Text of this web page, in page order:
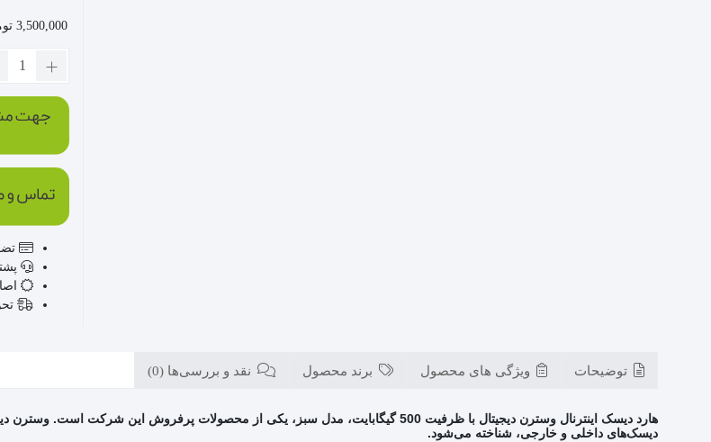
3,500,000
توضیحات ویژگی های محصول برند محصول نقد و بررسی‌ها (0)
هارد دیسک اینترنال وسترن دیجیتال با ظرفیت 500 گیگابایت، مدل سبز، یکی از محصولات پرفروش
دیسک‌های داخلی و خارجی، شناخته می‌شود.